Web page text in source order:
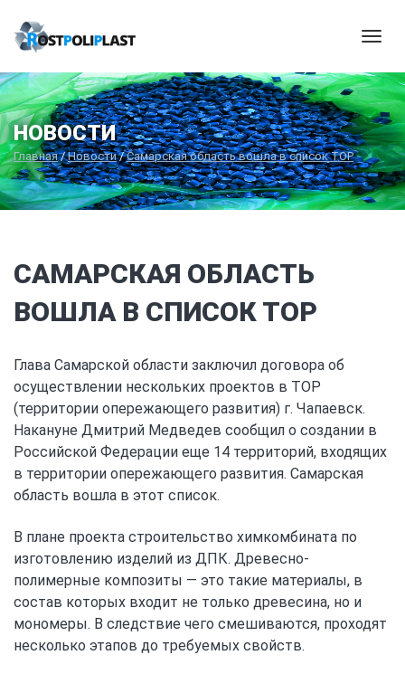
НОВОСТИ
Главная/Новости/Самарская область вошла в список ТОР
САМАРСКАЯ ОБЛАСТЬ
ВОШЛА В СПИСОК ТОР
Глава Самарской области заключил договора об
осуществлении нескольких проектов в ТОР
(территории опережающего развития) г. Чапаевск.
Накануне Дмитрий Медведев сообщил о создании в
Российской Федерации еще 14 территорий, входящих
в территории опережающего развития. Самарская
область вошла в этот список.
В плане проекта строительство химкомбината по
изготовлению изделий из ДПК. Древесно-
полимерные композиты — это такие материалы, в
состав которых входит не только древесина, но и
мономеры. В следствие чего смешиваются, проходят
несколько этапов до требуемых свойств.